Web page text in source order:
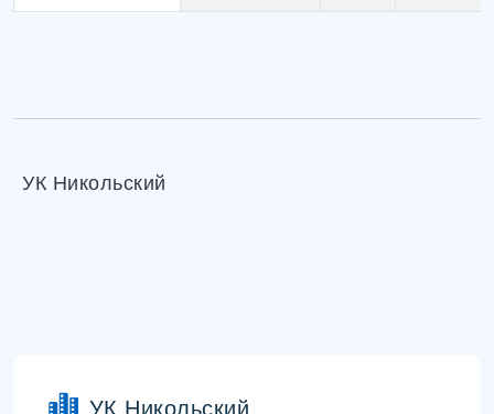
УК Никольский
УК Никольский